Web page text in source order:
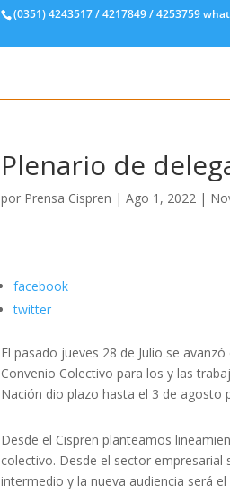
(0351) 4243517 / 4217849 / 4253759
Plenario de
por Prensa Cispren |Ago 1, 2022 |
facebook
twitter
El pasado jueves 28 de Julio se
Convenio Colectivo para los y las
Nación dio plazo hasta el 3 de agosto
Desde el Cispren planteamos
colectivo. Desde el sector
intermedio y la nueva audiencia será